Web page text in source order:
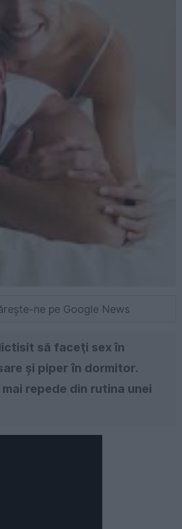
ne pe Google News
să faceţi sex în
şi piper în dormitor.
repede din rutina unei